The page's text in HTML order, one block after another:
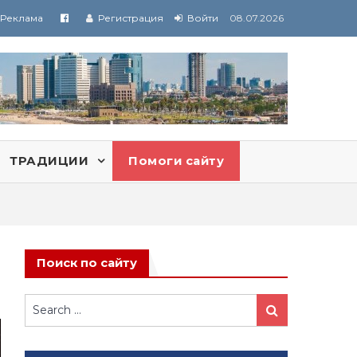
Реклама Регистрация Войти 08.07.2026
ТРАДИЦИИ Помоги сайту
Поиск по сайту
Search
for:
Search